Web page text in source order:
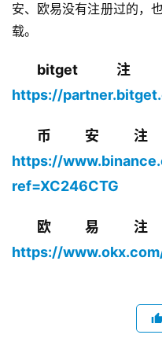
安、欧易没有注册过的，
载。
bitget
https://
币安
https://
ref=XC246CTG
欧易
https://